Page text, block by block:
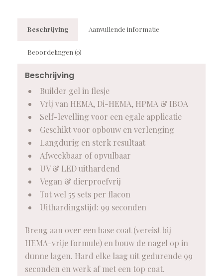
Beschrijving Aanvullende informatie
Beoordelingen (0)
Beschrijving
Builder gel in flesje
Vrij van HEMA, Di-HEMA, HPMA & IBOA
Self-levelling voor een egale applicatie
Geschikt voor opbouw en verlenging
Langdurig en sterk resultaat
Afweekbaar of opvulbaar
UV & LED uithardend
Vegan & dierproefvrij
Tot wel 55 sets per flacon
Uithardingstijd: 99 seconden
Breng aan over een base coat (vereist bij
HEMA-vrije formule) en bouw de nagel op in
dunne lagen. Hard elke laag uit gedurende 99
seconden en werk af met een top coat.